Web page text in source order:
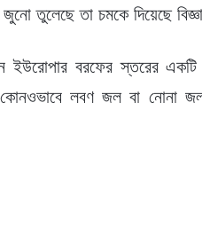
তুলেছে তা চমকে দিয়েছে
ইউরোপার বরফের স্তরের
লবণ জল বা নোনা